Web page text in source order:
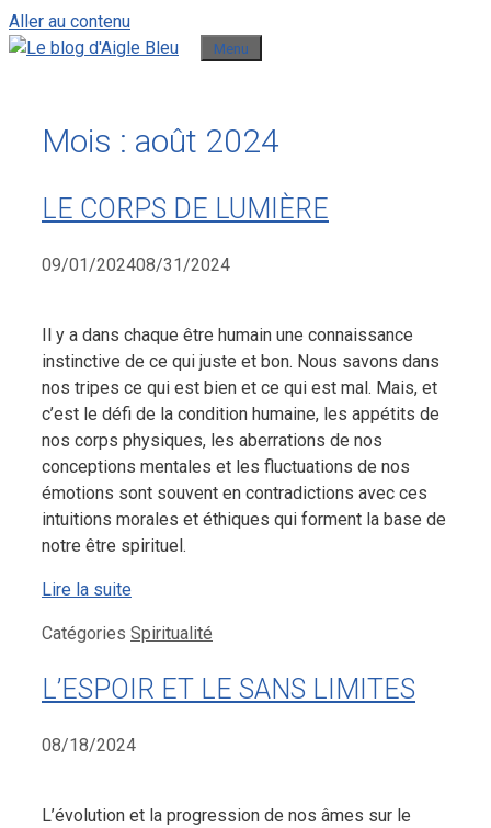
Aller au contenu
Menu
Mois : août 2024
LE CORPS DE LUMIÈRE
09/01/202408/31/2024
Il y a dans chaque être humain une connaissance
instinctive de ce qui juste et bon. Nous savons dans
nos tripes ce qui est bien et ce qui est mal. Mais, et
c’est le défi de la condition humaine, les appétits de
nos corps physiques, les aberrations de nos
conceptions mentales et les fluctuations de nos
émotions sont souvent en contradictions avec ces
intuitions morales et éthiques qui forment la base de
notre être spirituel.
Lire la suite
Catégories Spiritualité
L’ESPOIR ET LE SANS LIMITES
08/18/2024
L’évolution et la progression de nos âmes sur le